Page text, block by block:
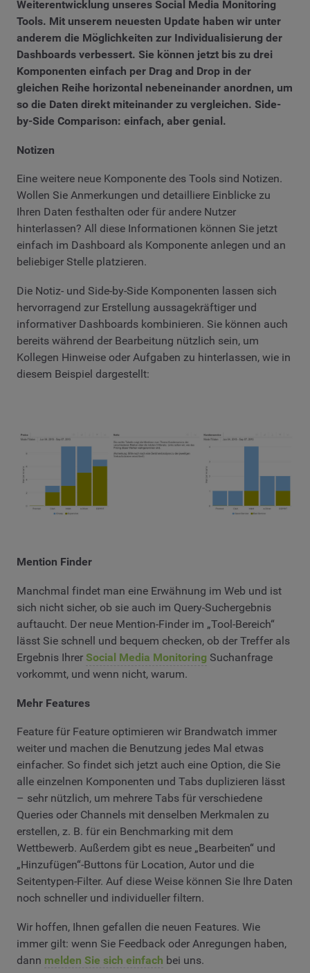
Weiterentwicklung unseres Social Media Monitoring
Tools. Mit unserem neuesten Update haben wir unter
anderem die Möglichkeiten zur Individualisierung der
Dashboards verbessert. Sie können jetzt bis zu drei
Komponenten einfach per Drag and Drop in der
gleichen Reihe horizontal nebeneinander anordnen, um
so die Daten direkt miteinander zu vergleichen. Side-
by-Side Comparison: einfach, aber genial.
Notizen
Eine weitere neue Komponente des Tools sind Notizen.
Wollen Sie Anmerkungen und detailliere Einblicke zu
Ihren Daten festhalten oder für andere Nutzer
hinterlassen? All diese Informationen können Sie jetzt
einfach im Dashboard als Komponente anlegen und an
beliebiger Stelle platzieren.
Die Notiz- und Side-by-Side Komponenten lassen sich
hervorragend zur Erstellung aussagekräftiger und
informativer Dashboards kombinieren. Sie können auch
bereits während der Bearbeitung nützlich sein, um
Kollegen Hinweise oder Aufgaben zu hinterlassen, wie in
diesem Beispiel dargestellt:
Mention Finder
Manchmal findet man eine Erwähnung im Web und ist
sich nicht sicher, ob sie auch im Query-Suchergebnis
auftaucht. Der neue Mention-Finder im „Tool-Bereich“
lässt Sie schnell und bequem checken, ob der Treffer als
Ergebnis Ihrer Social Media Monitoring Suchanfrage
vorkommt, und wenn nicht, warum.
Mehr Features
Feature für Feature optimieren wir Brandwatch immer
weiter und machen die Benutzung jedes Mal etwas
einfacher. So findet sich jetzt auch eine Option, die Sie
alle einzelnen Komponenten und Tabs duplizieren lässt
– sehr nützlich, um mehrere Tabs für verschiedene
Queries oder Channels mit denselben Merkmalen zu
erstellen, z. B. für ein Benchmarking mit dem
Wettbewerb. Außerdem gibt es neue „Bearbeiten“ und
„Hinzufügen“-Buttons für Location, Autor und die
Seitentypen-Filter. Auf diese Weise können Sie Ihre Daten
noch schneller und individueller filtern.
Wir hoffen, Ihnen gefallen die neuen Features. Wie
immer gilt: wenn Sie Feedback oder Anregungen haben,
dann melden Sie sich einfach bei uns.